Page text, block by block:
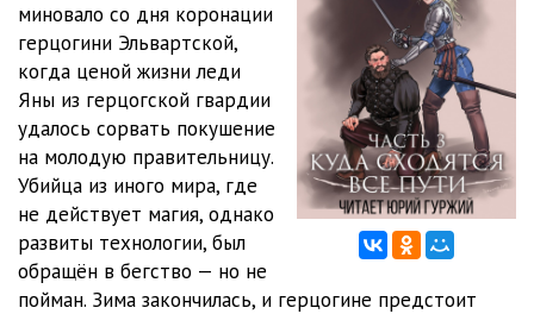
миновало со дня коронации
герцогини Эльвартской,
когда ценой жизни леди
Яны из герцогской гвардии
удалось сорвать покушение
на молодую правительницу.
Убийца из иного мира, где
не действует магия, однако
развиты технологии, был
обращён в бегство — но не
пойман. Зима закончилась, и герцогине предстоит